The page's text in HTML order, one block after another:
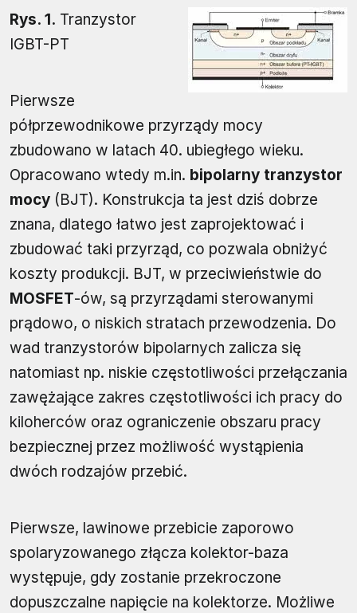
Rys. 1. Tranzystor
IGBT-PT
Pierwsze
półprzewodnikowe przyrządy mocy
zbudowano w latach 40. ubiegłego wieku.
Opracowano wtedy m.in. bipolarny tranzystor
mocy (BJT). Konstrukcja ta jest dziś dobrze
znana, dlatego łatwo jest zaprojektować i
zbudować taki przyrząd, co pozwala obniżyć
koszty produkcji. BJT, w przeciwieństwie do
MOSFET-ów, są przyrządami sterowanymi
prądowo, o niskich stratach przewodzenia. Do
wad tranzystorów bipolarnych zalicza się
natomiast np. niskie częstotliwości przełączania
zawężające zakres częstotliwości ich pracy do
kiloherców oraz ograniczenie obszaru pracy
bezpiecznej przez możliwość wystąpienia
dwóch rodzajów przebić.
Pierwsze, lawinowe przebicie zaporowo
spolaryzowanego złącza kolektor-baza
występuje, gdy zostanie przekroczone
dopuszczalne napięcie na kolektorze. Możliwe